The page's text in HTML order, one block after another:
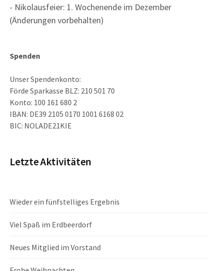
- Nikolausfeier: 1. Wochenende im Dezember
(Änderungen vorbehalten)
Spenden
Unser Spendenkonto:
Förde Sparkasse BLZ: 210 501 70
Konto: 100 161 680 2
IBAN: DE39 2105 0170 1001 6168 02
BIC: NOLADE21KIE
Letzte Aktivitäten
Wieder ein fünfstelliges Ergebnis
Viel Spaß im Erdbeerdorf
Neues Mitglied im Vorstand